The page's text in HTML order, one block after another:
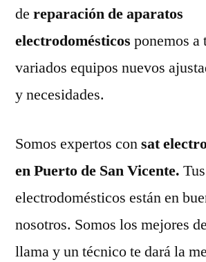
de reparación de aparatos
electrodomésticos ponemos
variados equipos nuevos
y necesidades.
Somos expertos consat
en Puerto de San Vicente. Tus
electrodomésticos están en
nosotros. Somos los mejores
llama y un técnico te dará la